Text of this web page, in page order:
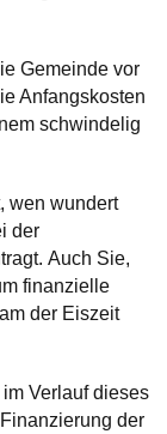
Gemeinde vor
Anfangskosten
schwindelig
wen wundert
der
Auch Sie,
finanzielle
der Eiszeit
Verlauf dieses
der